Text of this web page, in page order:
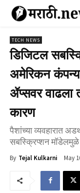
TECH NEWS
डिजिटल
अमेरिकन
ॲप्सवर
कारण
पैशांच्या व्यवहारात
सबस्क्रिप्शन
By Tejal Kulkarni May